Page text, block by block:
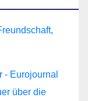
- Eurojournal
über die